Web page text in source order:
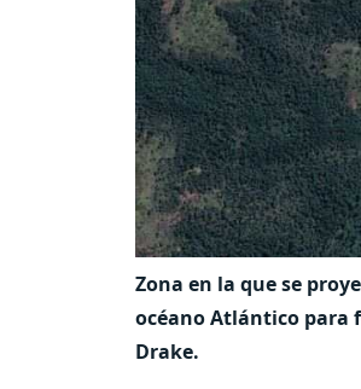
Zona en la que se
océano Atlántico para
Drake.